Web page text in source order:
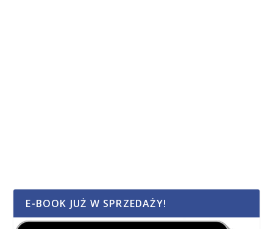
E-BOOK JUŻ W SPRZEDAŻY!